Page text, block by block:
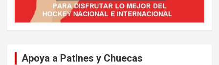
Apoya a Patines y Chuecas